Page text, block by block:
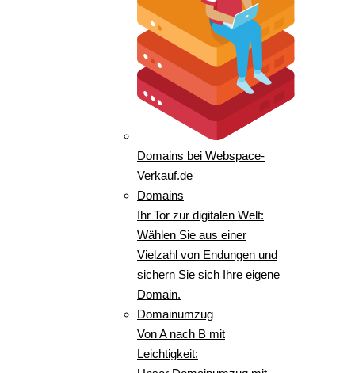
Domains bei Webspace-
Verkauf.de
Domains
Ihr Tor zur digitalen Welt:
Wählen Sie aus einer
Vielzahl von Endungen und
sichern Sie sich Ihre eigene
Domain.
Domainumzug
Von A nach B mit
Leichtigkeit: